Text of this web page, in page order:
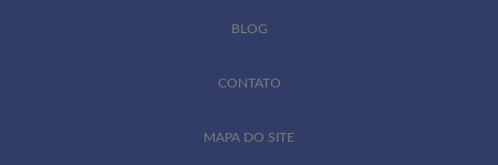
BLOG
CONTATO
MAPA DO SITE